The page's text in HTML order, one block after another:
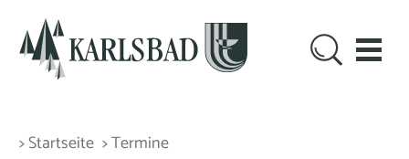
> Startseite > Termine